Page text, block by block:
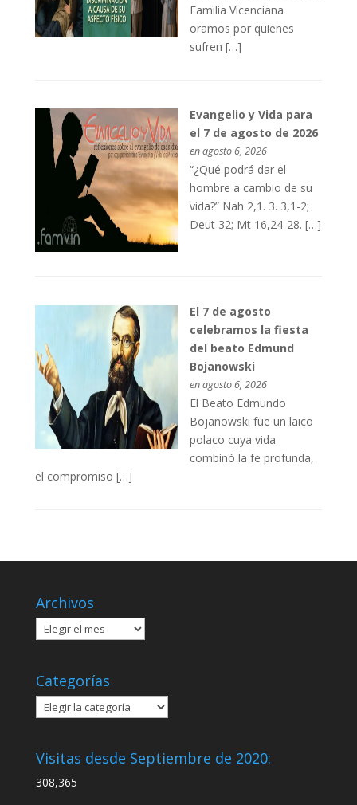
Familia Vicenciana
oramos por quienes
sufren […]
Evangelio y Vida para
el 7 de agosto de 2026
en agosto 6, 2026
“¿Qué podrá dar el
hombre a cambio de su
vida?” Nah 2,1. 3. 3,1-2;
Deut 32; Mt 16,24-28. […]
El 7 de agosto
celebramos la fiesta
del beato Edmund
Bojanowski
en agosto 6, 2026
El Beato Edmundo
Bojanowski fue un laico
polaco cuya vida
combinó la fe profunda,
el compromiso […]
Archivos
Archivos
Categorías
Categorías
Visitas desde Septiembre de 2020:
308,365